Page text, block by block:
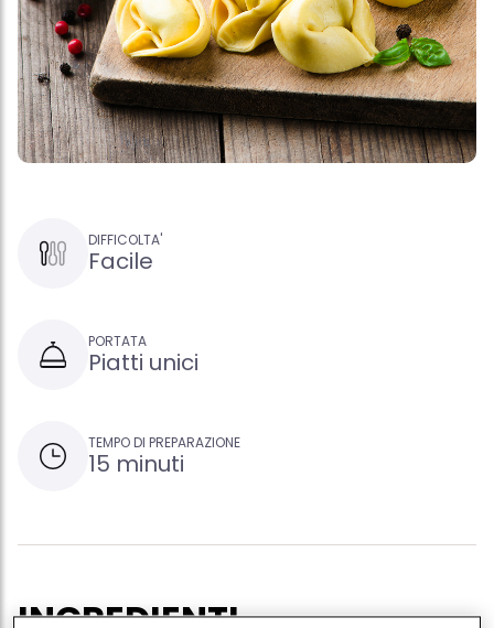
DIFFICOLTA'
Facile
PORTATA
Piatti unici
TEMPO DI PREPARAZIONE
15 minuti